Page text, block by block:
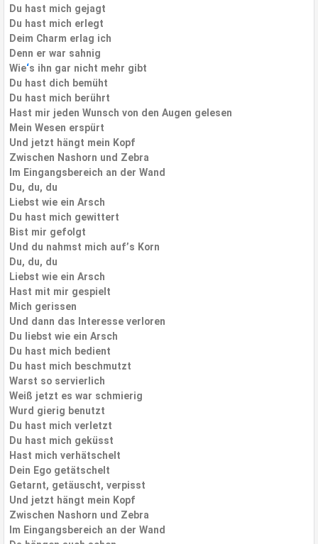
Du hast mich gejagt
Du hast mich erlegt
Deim Charm erlag ich
Denn er war sahnig
Wie‘s ihn gar nicht mehr gibt
Du hast dich bemüht
Du hast mich berührt
Hast mir jeden Wunsch von den Augen gelesen
Mein Wesen erspürt
Und jetzt hängt mein Kopf
Zwischen Nashorn und Zebra
Im Eingangsbereich an der Wand
Du, du, du
Liebst wie ein Arsch
Du hast mich gewittert
Bist mir gefolgt
Und du nahmst mich auf’s Korn
Du, du, du
Liebst wie ein Arsch
Hast mit mir gespielt
Mich gerissen
Und dann das Interesse verloren
Du liebst wie ein Arsch
Du hast mich bedient
Du hast mich beschmutzt
Warst so servierlich
Weiß jetzt es war schmierig
Wurd gierig benutzt
Du hast mich verletzt
Du hast mich geküsst
Hast mich verhätschelt
Dein Ego getätschelt
Getarnt, getäuscht, verpisst
Und jetzt hängt mein Kopf
Zwischen Nashorn und Zebra
Im Eingangsbereich an der Wand